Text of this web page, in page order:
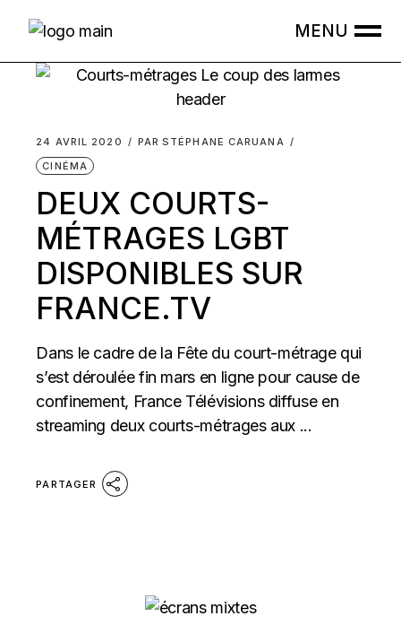
24 AVRIL 2020 PAR STÉPHANE CARUANA
CINÉMA
DEUX COURTS-
MÉTRAGES LGBT
DISPONIBLES SUR
FRANCE.TV
Dans le cadre de la Fête du court-métrage qui
s’est déroulée fin mars en ligne pour cause de
confinement, France Télévisions diffuse en
streaming deux courts-métrages aux ...
PARTAGER